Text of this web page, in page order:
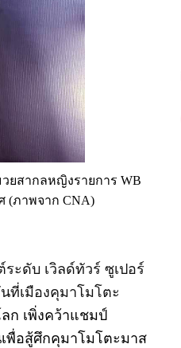
ยสากลหญิงรายการ WB
(ภาพจาก CNA)
ะดับ เวิลด์ทัวร์ ซูเปอร์
ที่เมืองคุมาโมโตะ
ก เพิ่งคว้าแชมป์
พื่อสู้ศึกคุมาโมโตะมาส